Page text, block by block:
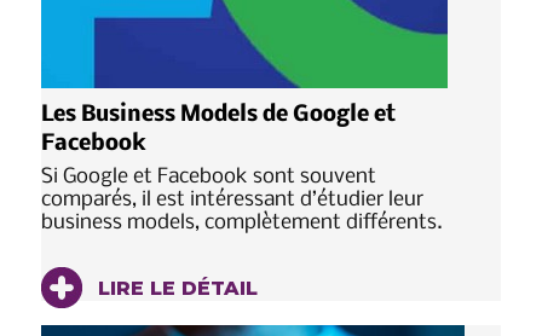
Les Business Models de Google et
Facebook
Si Google et Facebook sont souvent
comparés, il est intéressant d’étudier leur
business models, complètement différents.
LIRE LE DÉTAIL